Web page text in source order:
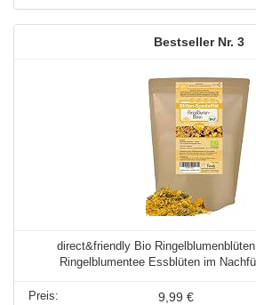
3
direct&friendly Bio
Ringelblumentee Essblüten im
9,99 €